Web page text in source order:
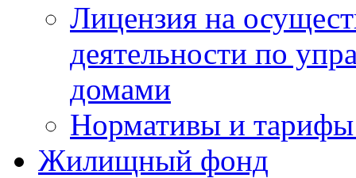
Лицензия на
деятельности по
домами
Нормативы и тарифы
Жилищный фонд